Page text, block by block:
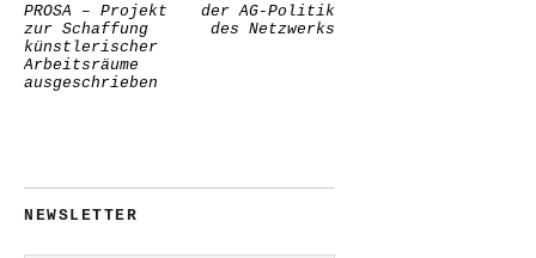
PROSA – Projekt
zur Schaffung
künstlerischer
Arbeitsräume
ausgeschrieben
der AG-Politik
des Netzwerks
NEWSLETTER